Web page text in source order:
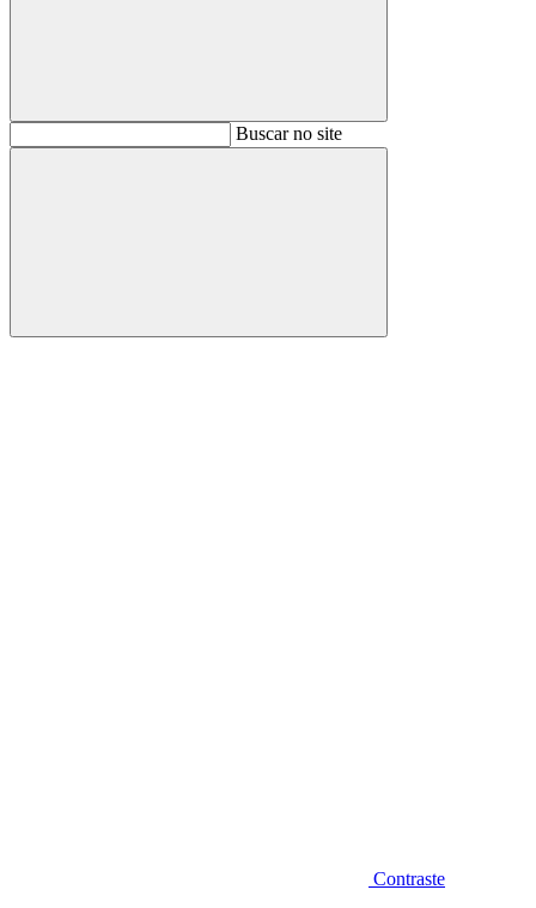
BuscarBuscar no site
Buscar
Contraste